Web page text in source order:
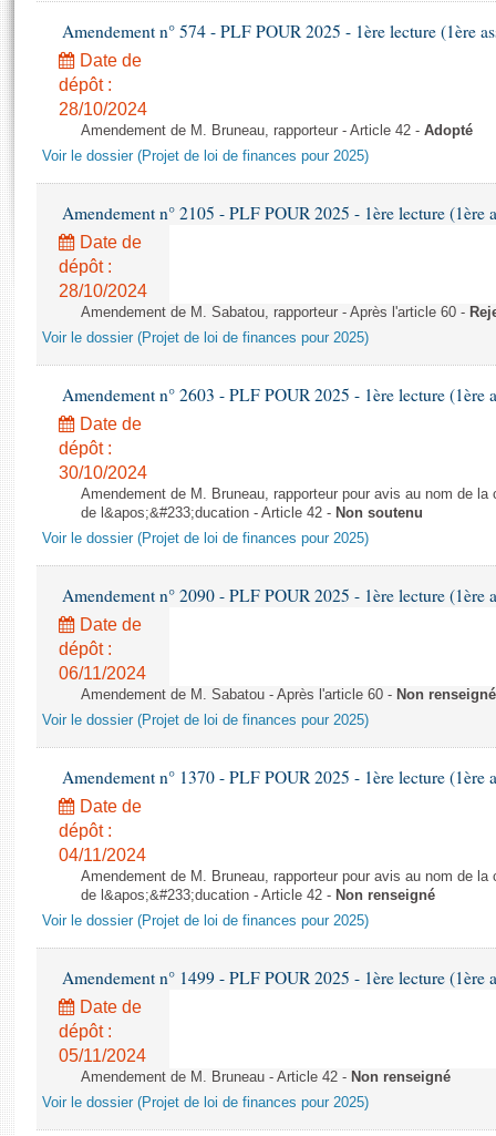
Projets de loi
Propositions de loi
Amendements
Textes adoptés
Rapports d'enquête
Rapports législatifs
Rapports sur l'application des lois
Baromètre de l’application des lois
Comptes rendus des débats
Histoire
Juniors
Anciennes législatures
Liens vers les sites publics
Contacts et plan d'accès
Photos libres de droit
Amendement n° 574 - PLF POUR 2025 - 1ère lecture (1ère
Date de
dépôt :
28/10/2024
Amendement de M. Bruneau, rapporteur - Article 42 - Adopté
Voir le dossier (Projet de loi de finances pour 2025)
Amendement n° 2105 - PLF POUR 2025 - 1ère lecture (1ère
Date de
dépôt :
28/10/2024
Amendement de M. Sabatou, rapporteur - Après l'article 60 -
Voir le dossier (Projet de loi de finances pour 2025)
Amendement n° 2603 - PLF POUR 2025 - 1ère lecture (1ère
Date de
dépôt :
30/10/2024
Amendement de M. Bruneau, rapporteur pour avis au nom de
de l&apos;&#233;ducation - Article 42 - Non soutenu
Voir le dossier (Projet de loi de finances pour 2025)
Amendement n° 2090 - PLF POUR 2025 - 1ère lecture (1ère
Date de
dépôt :
06/11/2024
Amendement de M. Sabatou - Après l'article 60 - Non renseigné
Voir le dossier (Projet de loi de finances pour 2025)
Amendement n° 1370 - PLF POUR 2025 - 1ère lecture (1ère
Date de
dépôt :
04/11/2024
Amendement de M. Bruneau, rapporteur pour avis au nom de
de l&apos;&#233;ducation - Article 42 - Non renseigné
Voir le dossier (Projet de loi de finances pour 2025)
Amendement n° 1499 - PLF POUR 2025 - 1ère lecture (1ère
Date de
dépôt :
05/11/2024
Amendement de M. Bruneau - Article 42 - Non renseigné
Voir le dossier (Projet de loi de finances pour 2025)